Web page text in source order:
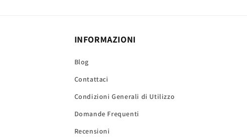
INFORMAZIONI
Blog
Contattaci
Condizioni Generali di Utilizzo
Domande Frequenti
Recensioni